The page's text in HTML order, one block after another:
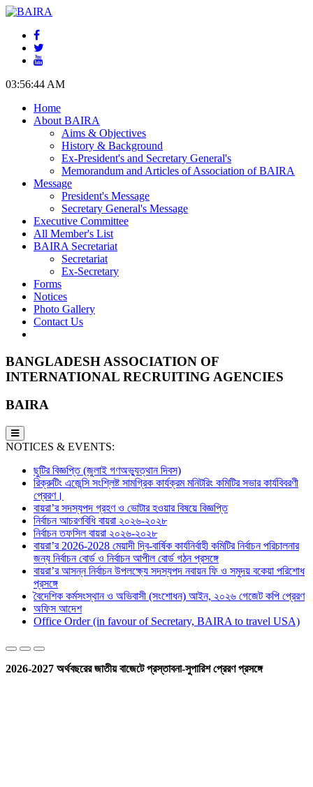
03:56:44 AM
Home
About BAIRA
Aims & Objectives
History & Background
Ex-President's and Secretary General's
Memorandum and Articles of Association of BAIRA
Message
President's Message
Secretary General's Message
Executive Committee
All Member's List
BAIRA Secretariat
Secretariat
Ex-Secretary
Forms
Notices
Photo Gallery
Contact Us
BANGLADESH ASSOCIATION OF
INTERNATIONAL RECRUITING AGENCIES
BAIRA
NOTICES & EVENTS:
ছুটির বিজ্ঞপ্তি (জুলাই গণঅভ্যুত্থান দিবস)
রিক্রুটিং এজেন্সি সংশ্লিষ্ট সামগ্রিক কার্যক্রম মনিটরিং কমিটির সভার কার্যবিবরণী
প্রেরণ।
বায়রা’র সদস্যপদ গ্রহণ ও ভোটার হওয়ার বিষয়ে বিজ্ঞপ্তি
নির্বাচন আচরণবিধি বায়রা ২০২৬-২০২৮
নির্বাচন তফসিল বায়রা ২০২৬-২০২৮
বায়রা’র 2026-2028 মেয়াদী দ্বি-বার্ষিক কার্যনির্বাহী কমিটির নির্বাচন পরিচালনার
জন্য নির্বাচন বোর্ড ও নির্বাচন আপীল বোর্ড গঠন প্রসঙ্গে
বায়রা’র আসন্ন নির্বাচন উপলক্ষ্যে সদস্যপদ নবায়ন ফি ও সমুদয় বকেয়া পরিশোধ
প্রসঙ্গে
বৈদেশিক কর্মসংস্থান ও অভিবাসী (সংশোধন) আইন, ২০২৬ গেজেট কপি প্রেরণ
অফিস আদেশ
Office Order (in favour of Secretary, BAIRA to travel USA)
2026-2027 অর্থবছরের জাতীয় বাজেটে প্রস্তাবনা-সুপারিশ প্রেরণ প্রসঙ্গে